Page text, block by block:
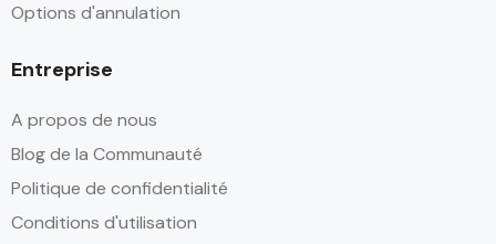
Options d'annulation
Entreprise
A propos de nous
Blog de la Communauté
Politique de confidentialité
Conditions d'utilisation